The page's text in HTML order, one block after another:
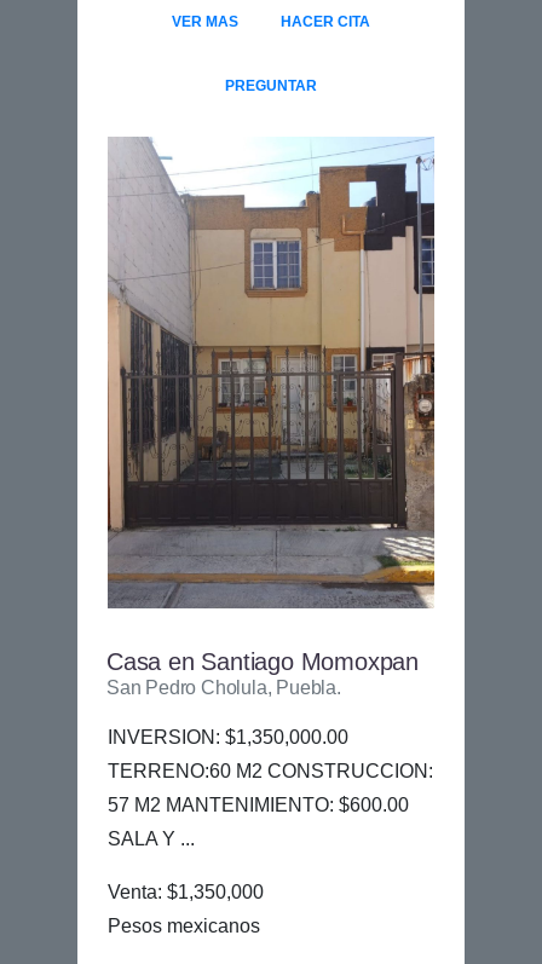
VER MAS HACER CITA
PREGUNTAR
Casa en Santiago Momoxpan
San Pedro Cholula, Puebla.
INVERSION: $1,350,000.00
TERRENO:60 M2 CONSTRUCCION:
57 M2 MANTENIMIENTO: $600.00
SALA Y ...
Venta: $1,350,000
Pesos mexicanos